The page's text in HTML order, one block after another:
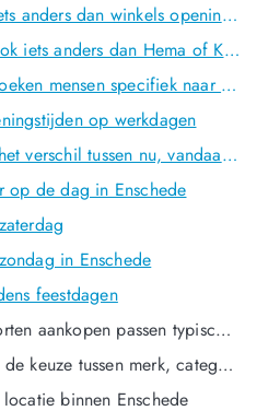
Action is iets anders dan winkels openingstijden
Action is ook iets anders dan Hema of Kruidvat
Wanneer zoeken mensen specifiek naar Action openingstijden?
op werkdagen
Action en het verschil tussen nu, vandaag en morgen
op de dag in Enschede
in Enschede
feestdagen
Welke soorten aankopen passen typisch bij Action?
Action en de keuze tussen merk, categorie of gebied
binnen Enschede